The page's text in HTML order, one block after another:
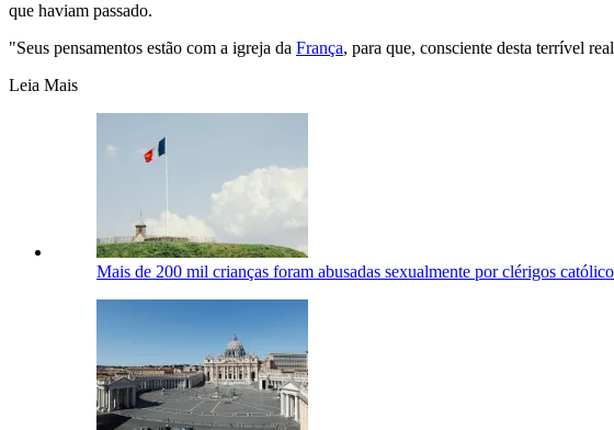
que haviam passado.
"Seus pensamentos estão com a igreja da França, para que, consciente desta terrível
Leia Mais
Mais de 200 mil crianças foram abusadas ​​sexualmente por clérigos